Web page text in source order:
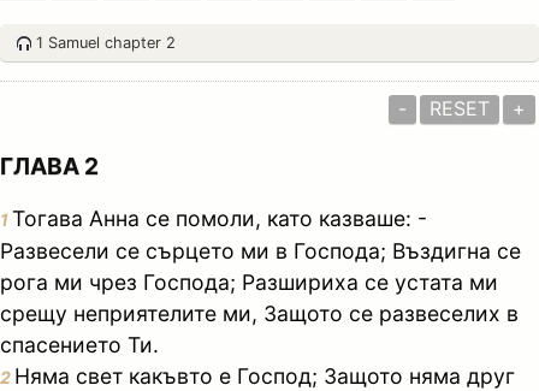
1 Samuel chapter 2
- RESET +
ГЛАВА 2
1Тогава Анна се помоли, като казваше: -
Развесели се сърцето ми в Господа; Въздигна се
рога ми чрез Господа; Разшириха се устата ми
срещу неприятелите ми, Защото се развеселих в
спасението Ти.
2 Няма свет какъвто е Господ; Защото няма друг